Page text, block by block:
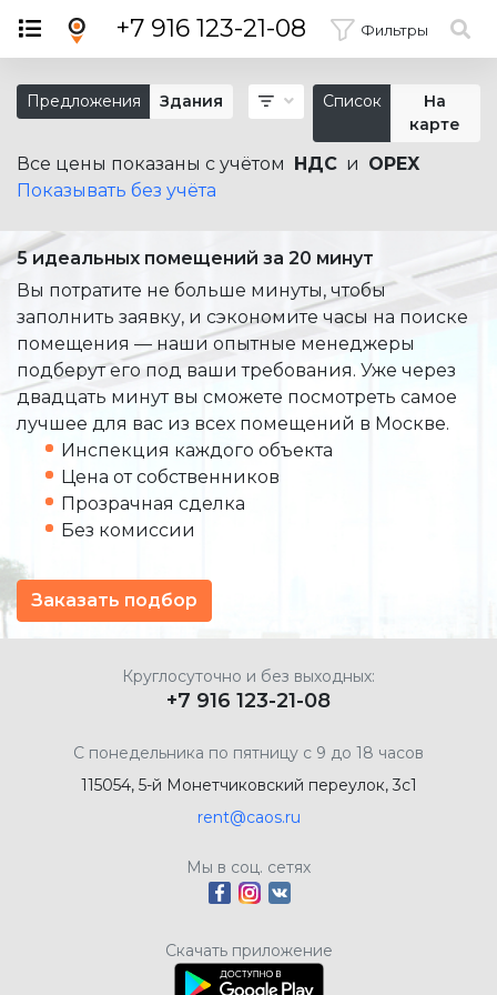
+7 916 123-21-08 Фильтры
×
Предложения Здания Список
На
карте
Все цены показаны с учётом НДС и OPEX
Показывать без учёта
5 идеальных помещений за 20 минут
Вы потратите не больше минуты, чтобы
заполнить заявку, и сэкономите часы на поиске
помещения — наши опытные менеджеры
подберут его под ваши требования. Уже через
двадцать минут вы сможете посмотреть самое
лучшее для вас из всех помещений в Москве.
Инспекция каждого объекта
Цена от собственников
Прозрачная сделка
Без комиссии
Заказать подбор
Круглосуточно и без выходных:
+7 916 123-21-08
С понедельника по пятницу с 9 до 18 часов
115054, 5-й Монетчиковский переулок, 3с1
rent@caos.ru
Мы в соц. сетях
Скачать приложение